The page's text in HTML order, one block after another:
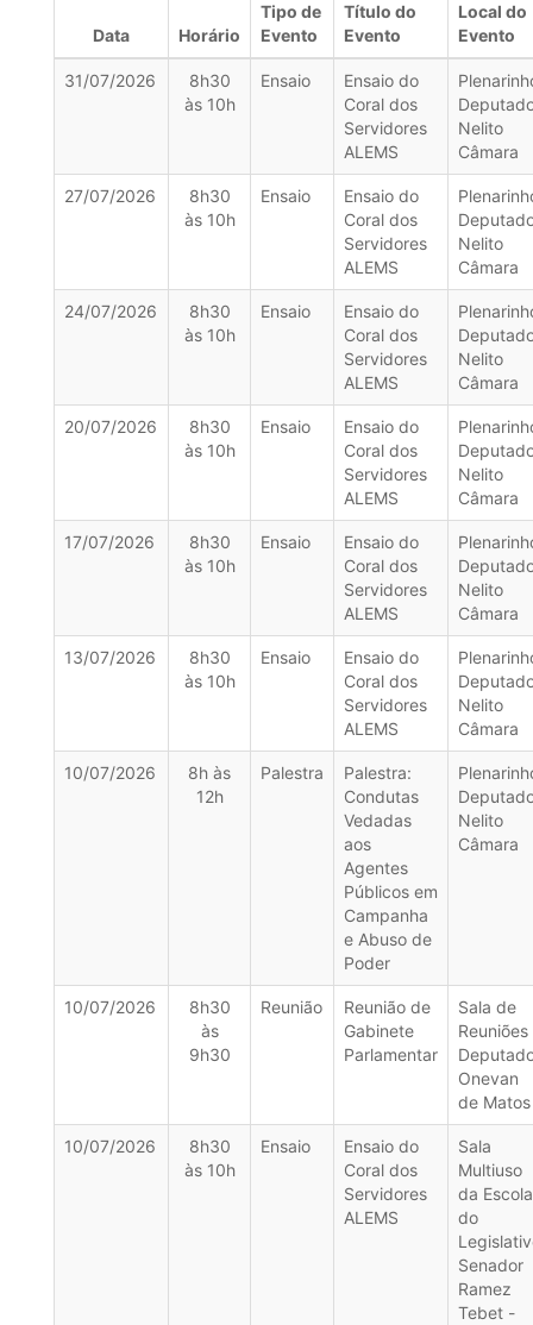
Data Horário
Tipo de
Evento
Título do
Evento
Local do
Evento
31/07/2026
8h30
às 10h
Ensaio
Ensaio do
Coral dos
Servidores
ALEMS
Nelito
Câmara
27/07/2026
8h30
às 10h
Ensaio
Ensaio do
Coral dos
Servidores
ALEMS
Nelito
Câmara
24/07/2026
8h30
às 10h
Ensaio
Ensaio do
Coral dos
Servidores
ALEMS
Nelito
Câmara
20/07/2026
8h30
às 10h
Ensaio
Ensaio do
Coral dos
Servidores
ALEMS
Nelito
Câmara
17/07/2026
8h30
às 10h
Ensaio
Ensaio do
Coral dos
Servidores
ALEMS
Nelito
Câmara
13/07/2026
8h30
às 10h
Ensaio
Ensaio do
Coral dos
Servidores
ALEMS
Nelito
Câmara
10/07/2026
8h às
12h
Palestra
Palestra:
Condutas
Vedadas
aos
Agentes
Públicos em
Campanha
e Abuso de
Poder
Nelito
Câmara
10/07/2026
8h30
às
9h30
Reunião
Reunião de
Gabinete
Parlamentar
Sala de
Reuniões
Onevan
de Matos
10/07/2026
8h30
às 10h
Ensaio
Ensaio do
Coral dos
Servidores
ALEMS
Sala
Multiuso
da Escola
do
Senador
Ramez
Tebet -